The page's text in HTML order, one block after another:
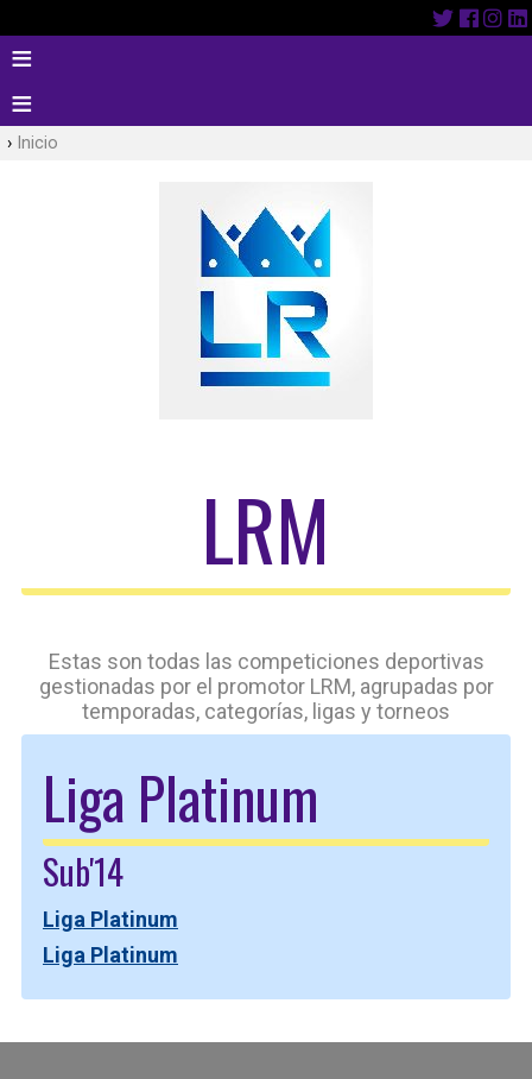
Inicio
LRM
Estas son todas las competiciones deportivas
gestionadas por el promotor LRM, agrupadas por
temporadas, categorías, ligas y torneos
Liga Platinum
Sub'14
Liga Platinum
Liga Platinum